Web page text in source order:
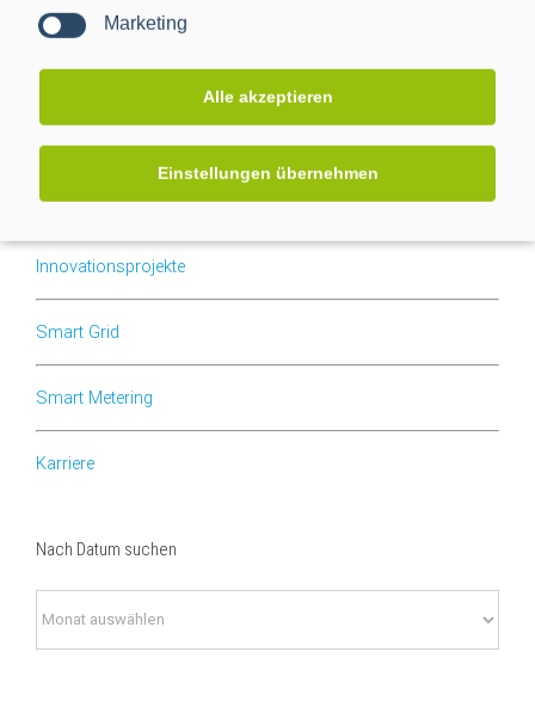
Marketing
Alle akzeptieren
Einstellungen übernehmen
Search
for:
STARTSEITE
Innovationsprojekte
Smart Grid
Smart Metering
Karriere
Nach Datum suchen
Datum